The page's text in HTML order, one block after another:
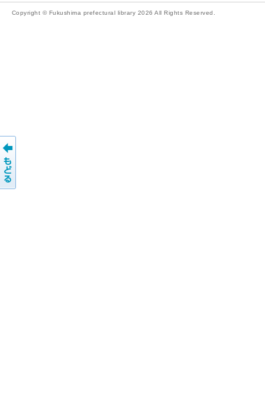
Copyright © Fukushima prefectural library 2026 All Rights Reserved.